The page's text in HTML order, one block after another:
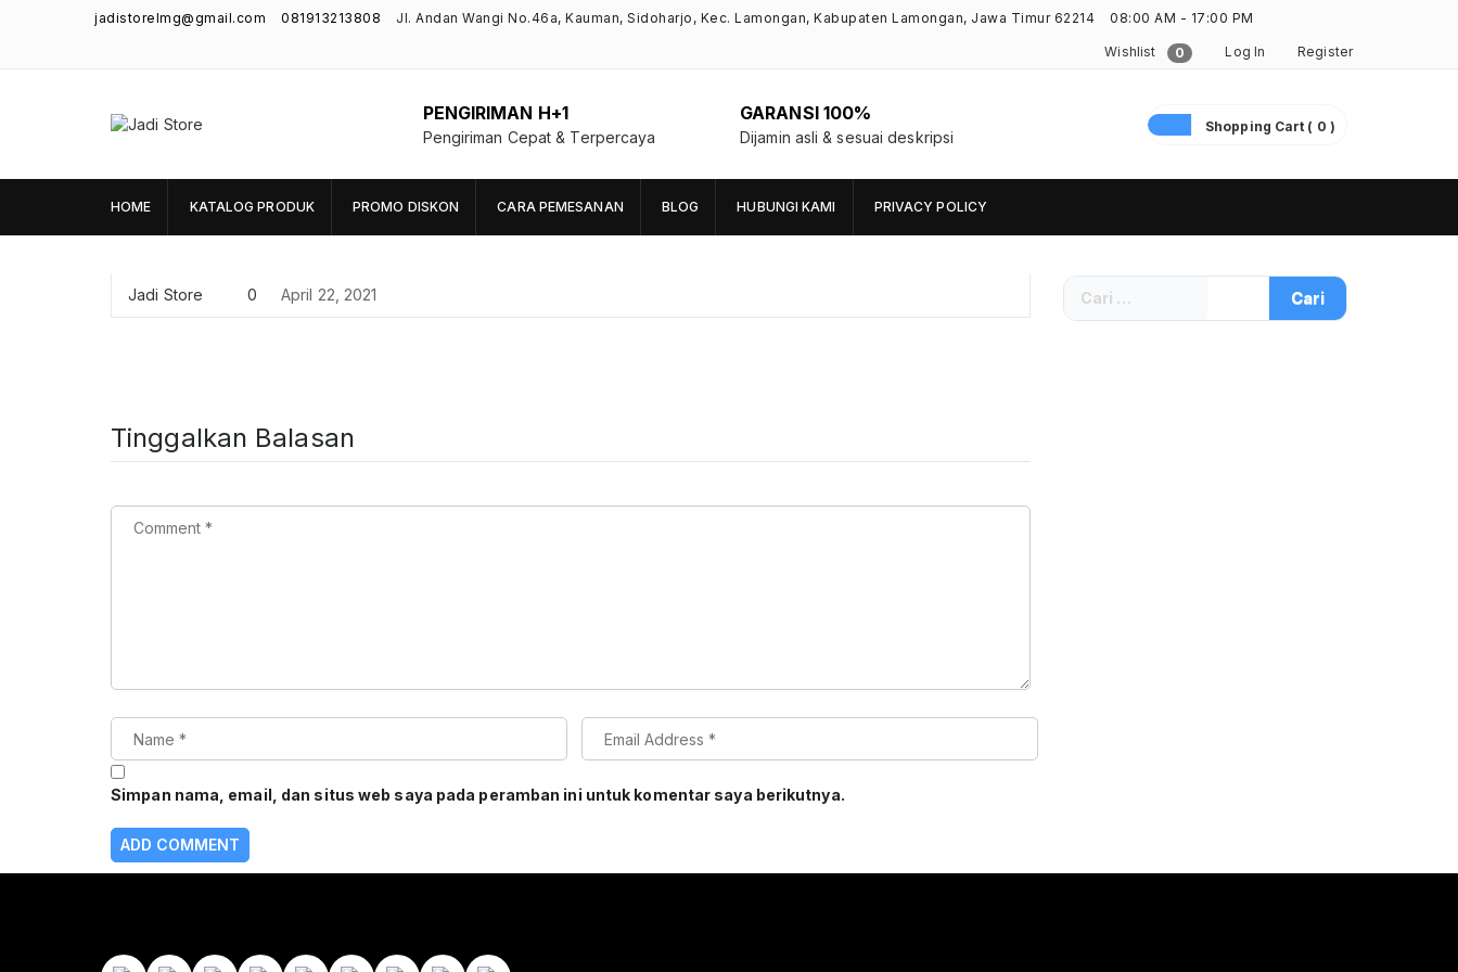
jadistorelmg@gmail.com 081913213808 Jl. Andan Wangi No.46a, Kauman, Sidoharjo, Kec. Lamongan, Kabupaten Lamongan, Jawa Timur 62214 08:00 AM - 17:00 PM
Wishlist 0 Log In Register
Unik di Lamongan
PENGIRIMAN H+1
Pengiriman Cepat & Terpercaya
GARANSI 100%
Dijamin asli & sesuai deskripsi
Shopping Cart ( 0 )
HOME KATALOG PRODUK PROMO DISKON CARA PEMESANAN BLOG HUBUNGI KAMI PRIVACY POLICY
Jadi Store 0 April 22, 2021
Tinggalkan Balasan
Simpan nama, email, dan situs web saya pada peramban ini untuk komentar saya berikutnya.
Cari
untuk: